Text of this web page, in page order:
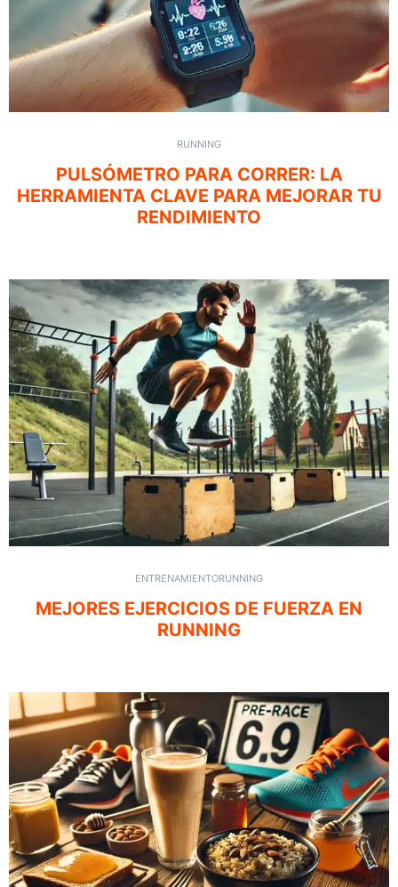
RUNNING
PULSÓMETRO PARA CORRER: LA
HERRAMIENTA CLAVE PARA MEJORAR TU
RENDIMIENTO
ENTRENAMIENTORUNNING
MEJORES EJERCICIOS DE FUERZA EN
RUNNING